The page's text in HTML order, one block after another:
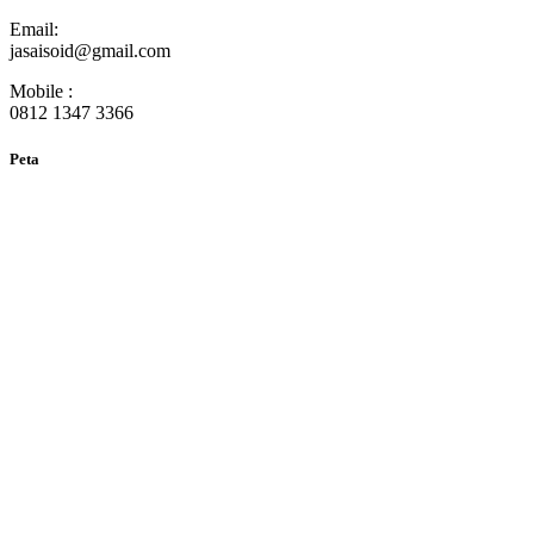
Email:
jasaisoid@gmail.com
Mobile :
0812 1347 3366
Peta